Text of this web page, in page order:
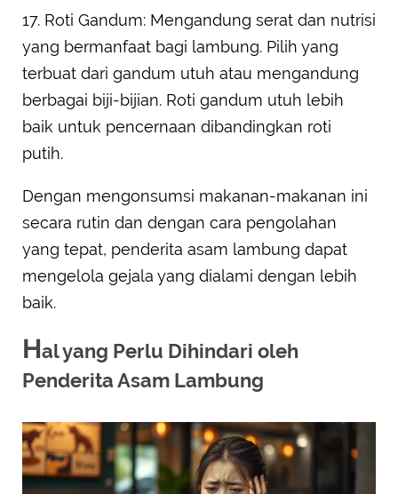
17. Roti Gandum: Mengandung serat dan nutrisi
yang bermanfaat bagi lambung. Pilih yang
terbuat dari gandum utuh atau mengandung
berbagai biji-bijian. Roti gandum utuh lebih
baik untuk pencernaan dibandingkan roti
putih.
Dengan mengonsumsi makanan-makanan ini
secara rutin dan dengan cara pengolahan
yang tepat, penderita asam lambung dapat
mengelola gejala yang dialami dengan lebih
baik.
Hal yang Perlu Dihindari oleh
Penderita Asam Lambung